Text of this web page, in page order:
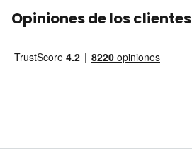
Opiniones de los clientes